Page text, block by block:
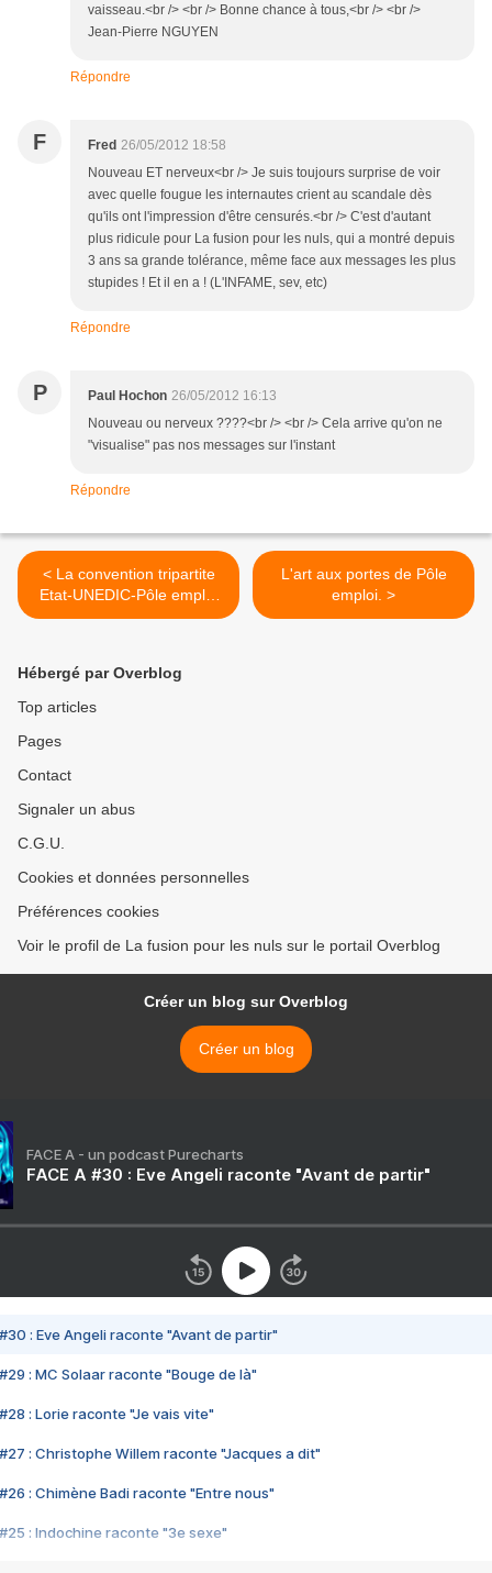
vaisseau.<br /> <br /> Bonne chance à tous,<br /> <br />
Jean-Pierre NGUYEN
Répondre
F Fred 26/05/2012 18:58
Nouveau ET nerveux<br /> Je suis toujours surprise de voir
avec quelle fougue les internautes crient au scandale dès
qu'ils ont l'impression d'être censurés.<br /> C'est d'autant
plus ridicule pour La fusion pour les nuls, qui a montré depuis
3 ans sa grande tolérance, même face aux messages les plus
stupides ! Et il en a ! (L'INFAME, sev, etc)
Répondre
P Paul Hochon 26/05/2012 16:13
Nouveau ou nerveux ????<br /> <br /> Cela arrive qu'on ne
"visualise" pas nos messages sur l'instant
Répondre
< La convention tripartite
Etat-UNEDIC-Pôle emploi
sera-t-elle renégociée ?
L'art aux portes de Pôle
emploi. >
Hébergé par Overblog
Top articles
Pages
Contact
Signaler un abus
C.G.U.
Cookies et données personnelles
Préférences cookies
Voir le profil de La fusion pour les nuls sur le portail Overblog
Créer un blog sur Overblog
Créer un blog
FACE A - un podcast Purecharts
FACE A #30 : Eve Angeli raconte "Avant de partir"
#30 : Eve Angeli raconte "Avant de partir"
#29 : MC Solaar raconte "Bouge de là"
#28 : Lorie raconte "Je vais vite"
#27 : Christophe Willem raconte "Jacques a dit"
#26 : Chimène Badi raconte "Entre nous"
#25 : Indochine raconte "3e sexe"